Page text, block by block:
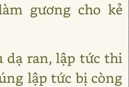
gương cho kẻ
dạ ran, lập tức thi
lập tức bị còng